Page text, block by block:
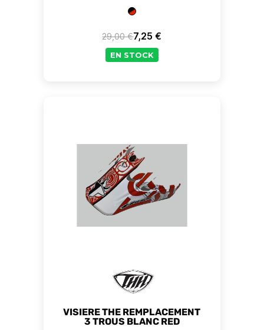
Prix de base
29,00 €Prix
7,25 €
EN STOCK
VISIERE THE REMPLACEMENT
3 TROUS BLANC RED